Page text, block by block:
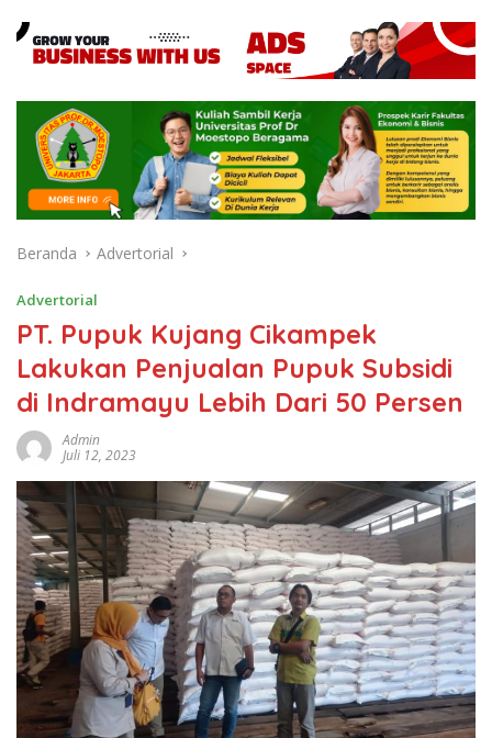
Beranda Advertorial
Advertorial
PT. Pupuk Kujang Cikampek
Lakukan Penjualan Pupuk Subsidi
di Indramayu Lebih Dari 50 Persen
Admin
Juli 12, 2023